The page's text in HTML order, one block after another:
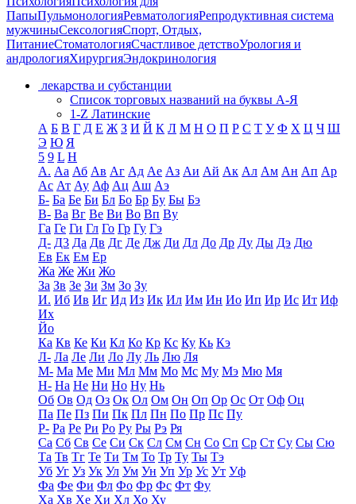
ПапыПульмонологияРевматологияРепродуктивная система
мужчиныСексологияСпорт, Отдых,
ПитаниеСтоматологияСчастливое детствоУрология и
андрологияХирургияЭндокринология
лекарства и субстанции
Список торговых названий на буквы А-Я
1-Z Латинские
А Б В Г Д Е Ж З И Й К Л М Н О П Р С Т У Ф Х Ц Ч Ш
Э Ю Я
5 9 L H
А. Аа Аб Ав Аг Ад Ае Аз Аи Ай Ак Ал Ам Ан Ап Ар
Ас Ат Ау Аф Ац Аш Аэ
Б- Ба Бе Би Бл Бо Бр Бу Бы Бэ
В- Ва Вг Ве Ви Во Вп Ву
Га Ге Ги Гл Го Гр Гу Гэ
Д- Д3 Да Дв Дг Де Дж Ди Дл До Др Ду Ды Дэ Дю
Ев Ек Ем Ер
Жа Же Жи Жо
За Зв Зе Зи Зм Зо Зу
И. Иб Ив Иг Ид Из Ик Ил Им Ин Ио Ип Ир Ис Ит Иф
Их
Йо
Ка Кв Ке Ки Кл Ко Кр Кс Ку Кь Кэ
Л- Ла Ле Ли Ло Лу Ль Лю Ля
М- Ма Ме Ми Мл Мм Мо Мс Му Мэ Мю Мя
Н- На Не Ни Но Ну Нь
Об Ов Од Оз Ок Ол Ом Он Оп Ор Ос От Оф Оц
Па Пе Пз Пи Пк Пл Пн По Пр Пс Пу
Р- Ра Ре Ри Ро Ру Ры Рэ Ря
Са Сб Св Се Си Ск Сл См Сн Со Сп Ср Ст Су Сы Сю
Та Тв Тг Те Ти Тм То Тр Ту Ты Тэ
Уб Уг Уз Ук Ул Ум Ун Уп Ур Ус Ут Уф
Фа Фе Фи Фл Фо Фр Фс Фт Фу
Ха Хв Хе Хи Хл Хо Ху